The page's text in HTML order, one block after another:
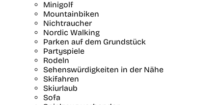
Minigolf
Mountainbiken
Nichtraucher
Nordic Walking
Parken auf dem Grundstück
Partyspiele
Rodeln
Sehenswürdigkeiten in der Nähe
Skifahren
Skiurlaub
Sofa